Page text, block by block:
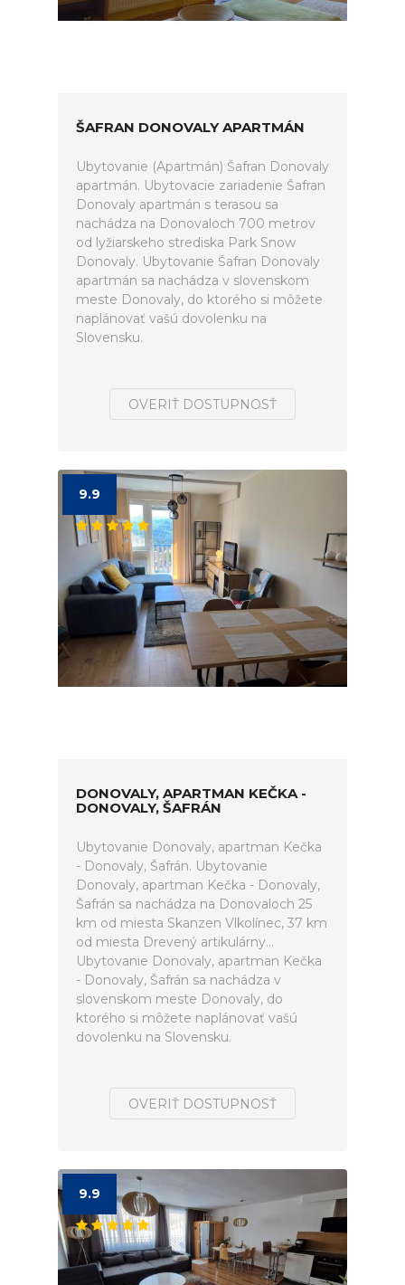
ŠAFRAN DONOVALY APARTMÁN
Ubytovanie (Apartmán) Šafran Donovaly
apartmán. Ubytovacie zariadenie Šafran
Donovaly apartmán s terasou sa
nachádza na Donovaloch 700 metrov
od lyžiarskeho strediska Park Snow
Donovaly. Ubytovanie Šafran Donovaly
apartmán sa nachádza v slovenskom
meste Donovaly, do ktorého si môžete
naplánovať vašú dovolenku na
Slovensku.
OVERIŤ DOSTUPNOSŤ
9.9
DONOVALY, APARTMAN KEČKA -
DONOVALY, ŠAFRÁN
Ubytovanie Donovaly, apartman Kečka
- Donovaly, Šafrán. Ubytovanie
Donovaly, apartman Kečka - Donovaly,
Šafrán sa nachádza na Donovaloch 25
km od miesta Skanzen Vlkolínec, 37 km
od miesta Drevený artikulárny...
Ubytovanie Donovaly, apartman Kečka
- Donovaly, Šafrán sa nachádza v
slovenskom meste Donovaly, do
ktorého si môžete naplánovať vašú
dovolenku na Slovensku.
OVERIŤ DOSTUPNOSŤ
9.9